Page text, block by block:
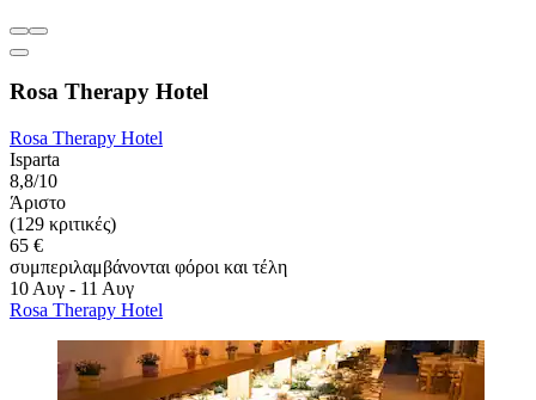
Rosa Therapy Hotel
Rosa Therapy Hotel
Isparta
8,8/10
Άριστο
(129 κριτικές)
65 €
συμπεριλαμβάνονται φόροι και τέλη
10 Αυγ - 11 Αυγ
Rosa Therapy Hotel